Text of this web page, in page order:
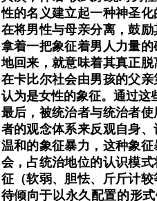
性的名义建立起一种神圣
在将男性与母亲分离，鼓
拿着一把象征着男人力量
地回来，就意味着其真正
在卡比尔社会由男孩的父
认为是女性的象征。通过这
最后，被统治者与统治者
者的观念体系来反观自身
温和的象征暴力，这种象
会，占统治地位的认识模
征（软弱、胆怯、斤斤计
待倾向于以永久配置的形